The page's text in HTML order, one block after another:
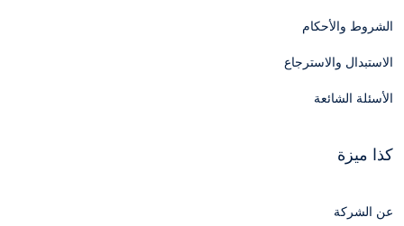
الشروط والأحكام
الاستبدال والاسترجاع
الأسئلة الشائعة
كذا ميزة
عن الشركة